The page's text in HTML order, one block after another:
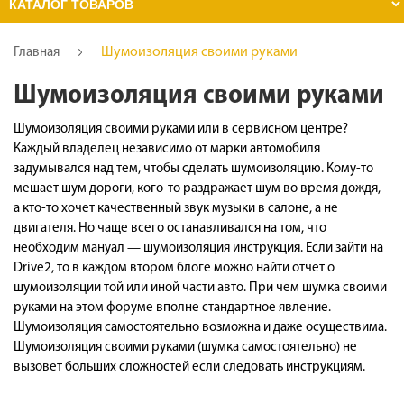
Главная Шумоизоляция своими руками
Шумоизоляция своими руками
Шумоизоляция своими руками или в сервисном центре?
Каждый владелец независимо от марки автомобиля
задумывался над тем, чтобы сделать шумоизоляцию. Кому-то
мешает шум дороги, кого-то раздражает шум во время дождя,
а кто-то хочет качественный звук музыки в салоне, а не
двигателя. Но чаще всего останавливался на том, что
необходим мануал — шумоизоляция инструкция. Если зайти на
Drive2, то в каждом втором блоге можно найти отчет о
шумоизоляции той или иной части авто. При чем шумка своими
руками на этом форуме вполне стандартное явление.
Шумоизоляция самостоятельно возможна и даже осуществима.
Шумоизоляция своими руками (шумка самостоятельно) не
вызовет больших сложностей если следовать инструкциям.